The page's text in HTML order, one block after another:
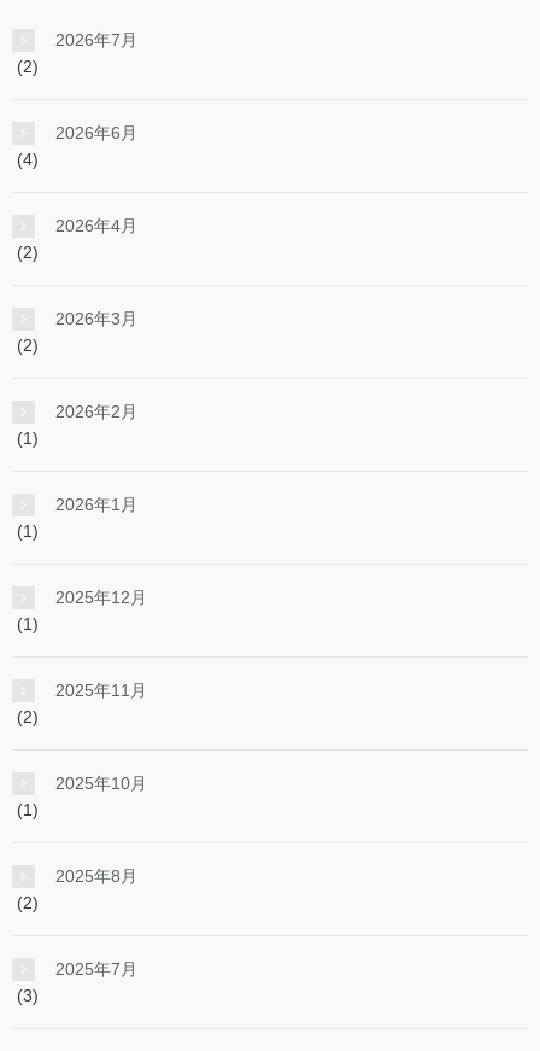
2026年7月
(2)
2026年6月
(4)
2026年4月
(2)
2026年3月
(2)
2026年2月
(1)
2026年1月
(1)
2025年12月
(1)
2025年11月
(2)
2025年10月
(1)
2025年8月
(2)
2025年7月
(3)